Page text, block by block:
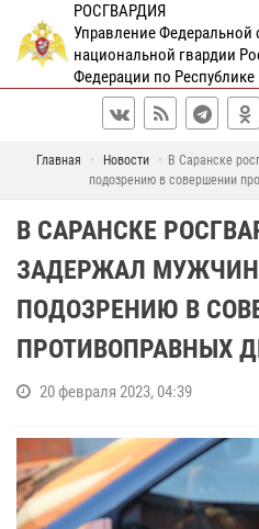
РОСГВАРДИЯ
Управление Федеральной
национальной гвардии
Федерации по
Главная Новости
В Саранске
подозрению в совершении
В САРАНСКЕ
ЗАДЕРЖАЛ
ПОДОЗРЕНИЮ В
ПРОТИВОПРАВНЫХ
20 февраля 2023, 04:39